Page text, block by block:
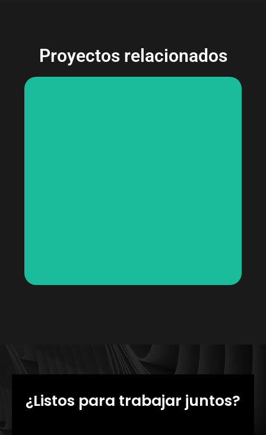
Proyectos relacionados
¿Listos para trabajar juntos?